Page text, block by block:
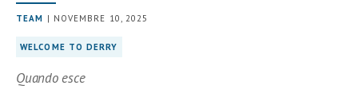
TEAM | NOVEMBRE 10, 2025
WELCOME TO DERRY
Quando esce